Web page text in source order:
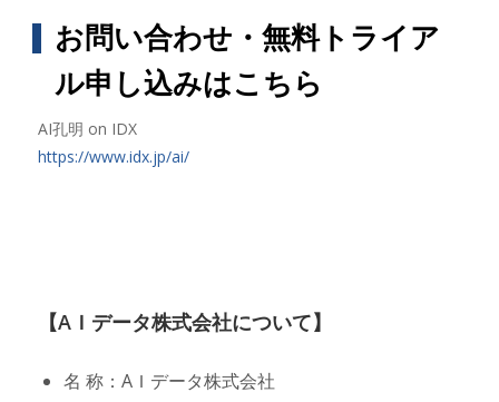
お問い合わせ・無料トライア
ル申し込みはこちら
AI孔明 on IDX
https://www.idx.jp/ai/
【AＩデータ株式会社について】
名 称：AＩデータ株式会社